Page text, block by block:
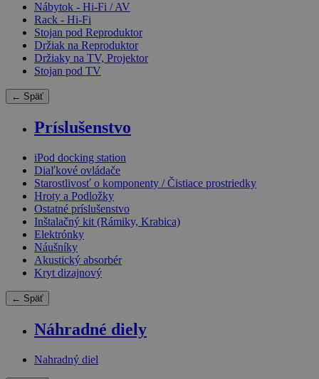
Nábytok - Hi-Fi / AV
Rack - Hi-Fi
Stojan pod Reproduktor
Držiak na Reproduktor
Držiaky na TV, Projektor
Stojan pod TV
← Späť
Príslušenstvo
iPod docking station
Diaľkové ovládače
Starostlivosť o komponenty / Čistiace prostriedky
Hroty a Podložky
Ostatné príslušenstvo
Inštalačný kit (Rámiky, Krabica)
Elektrónky
Náušníky
Akustický absorbér
Kryt dizajnový
← Späť
Náhradné diely
Nahradný diel